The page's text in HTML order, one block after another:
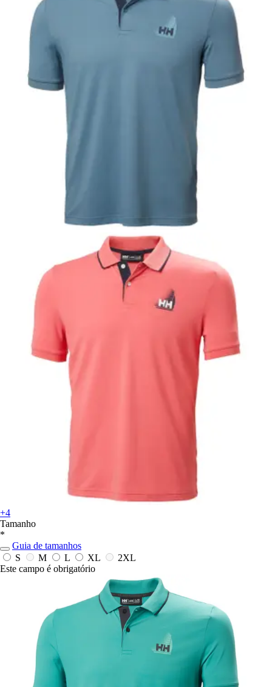
+4
Tamanho
*
Guia de tamanhos
S
M L XL
2XL
Este campo é obrigatório